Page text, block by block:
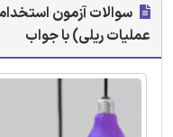
سوالات آزمون
عملیات ریلی) با جواب